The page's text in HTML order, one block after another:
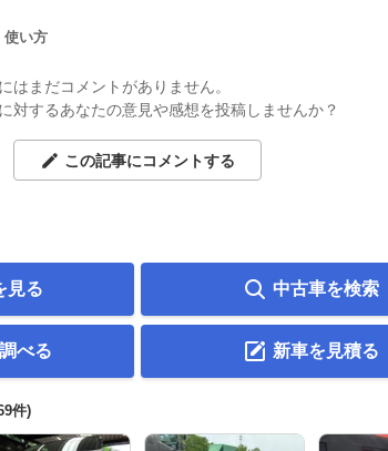
使い方
はまだコメントがありません。
対するあなたの意見や感想を投稿しませんか？
この記事にコメントする
見る 中古車を検索
べる 新車を見積る
件)